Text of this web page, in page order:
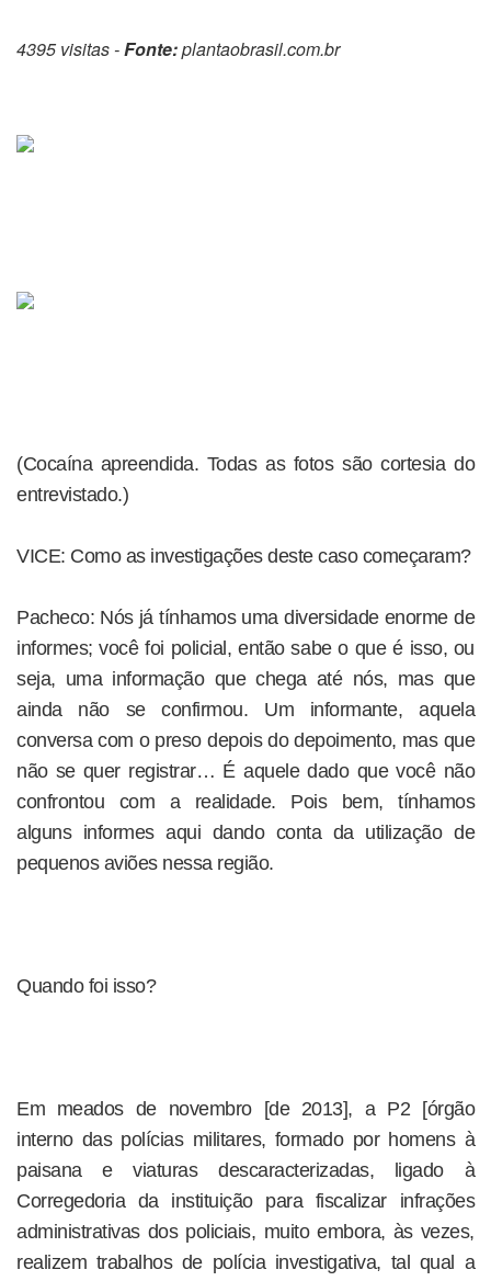
4395 visitas -Fonte:plantaobrasil.com.br
(Cocaína apreendida. Todas as fotos são cortesia do
entrevistado.)
VICE: Como as investigações deste caso começaram?
Pacheco: Nós já tínhamos uma diversidade enorme de
informes; você foi policial, então sabe o que é isso, ou
seja, uma informação que chega até nós, mas que
ainda não se confirmou. Um informante, aquela
conversa com o preso depois do depoimento, mas que
não se quer registrar… É aquele dado que você não
confrontou com a realidade. Pois bem, tínhamos
alguns informes aqui dando conta da utilização de
pequenos aviões nessa região.
Quando foi isso?
Em meados de novembro [de 2013], a P2 [órgão
interno das polícias militares, formado por homens à
paisana e viaturas descaracterizadas, ligado à
Corregedoria da instituição para fiscalizar infrações
administrativas dos policiais, muito embora, às vezes,
realizem trabalhos de polícia investigativa, tal qual a